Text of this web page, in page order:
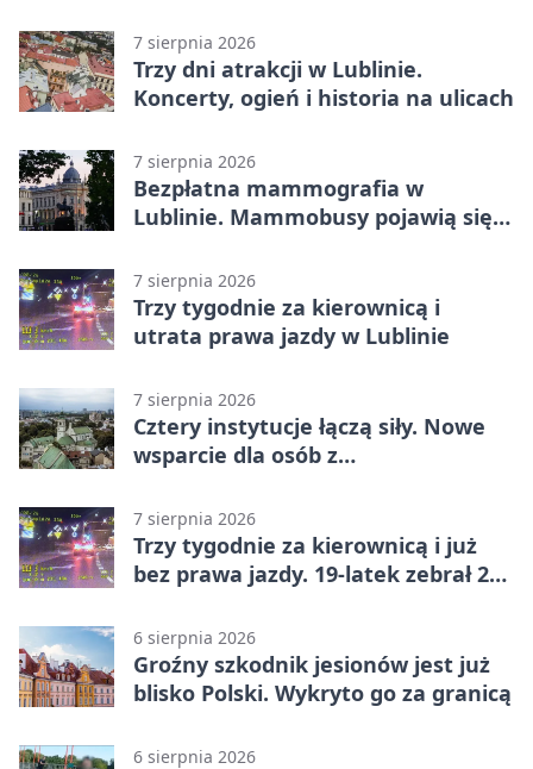
7 sierpnia 2026
Trzy dni atrakcji w Lublinie.
Koncerty, ogień i historia na ulicach
7 sierpnia 2026
Bezpłatna mammografia w
Lublinie. Mammobusy pojawią się
7 sierpnia 2026
Trzy tygodnie za kierownicą i
utrata prawa jazdy w Lublinie
7 sierpnia 2026
Cztery instytucje łączą siły. Nowe
wsparcie dla osób z
7 sierpnia 2026
Trzy tygodnie za kierownicą i już
bez prawa jazdy. 19-latek zebrał 23
6 sierpnia 2026
Groźny szkodnik jesionów jest już
blisko Polski. Wykryto go za granicą
6 sierpnia 2026